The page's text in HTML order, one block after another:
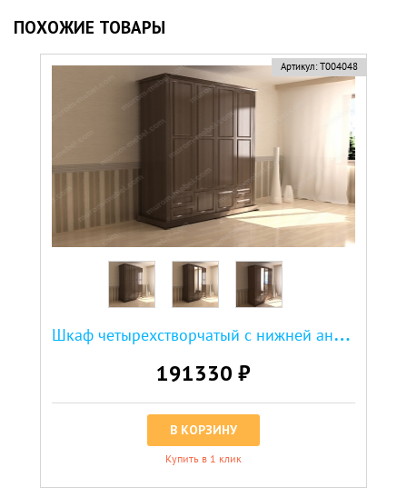
ПОХОЖИЕ ТОВАРЫ
новинка Артикул: Т004048
Ш
каф четырехстворчатый с нижней антресолью из серии "Кардинал"
191330 ₽
В КОРЗИНУ
Купить в 1 клик